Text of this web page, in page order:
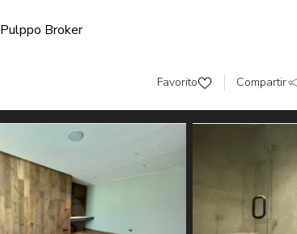
Pulppo Broker
Favorito Compartir